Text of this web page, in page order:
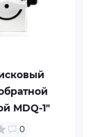
MDQ-1"
0